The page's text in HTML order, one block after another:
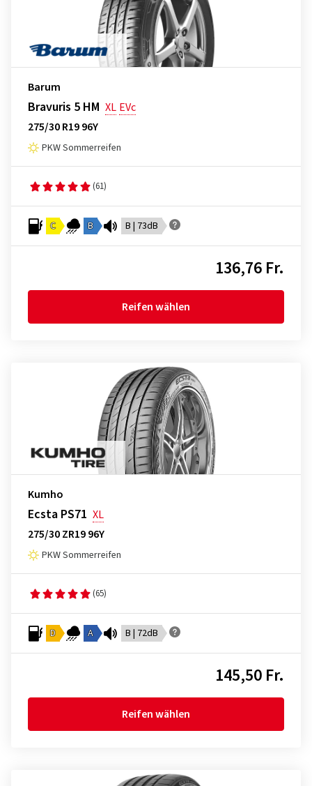
Barum
Bravuris 5 HM XL EVc
275/30 R19 96Y
PKW Sommerreifen
(61)
C B B | 73dB
136,76 Fr.
Reifen wählen
Kumho
Ecsta PS71 XL
275/30 ZR19 96Y
PKW Sommerreifen
(65)
D A B | 72dB
145,50 Fr.
Reifen wählen